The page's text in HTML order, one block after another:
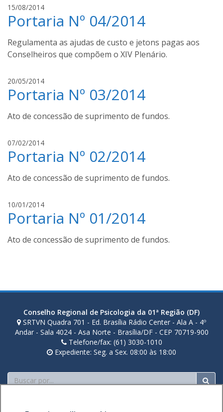
15/08/2014l
u
c
a
s
s
n
t
s
Portaria Nº 04/2014
Regulamenta as ajudas de custo e jetons pagas aos
Conselheiros que compõem o XIV Plenário.
20/05/2014l
u
c
a
a
n
o
Portaria Nº 03/2014
Ato de concessão de suprimento de fundos.
07/02/2014l
u
c
a
a
n
o
Portaria Nº 02/2014
Ato de concessão de suprimento de fundos.
10/01/2014l
u
c
a
t
s
Portaria Nº 01/2014
Ato de concessão de suprimento de fundos.
Conselho Regional de Psicologia da 01ª Região (DF)
SRTVN Quadra 701 - Ed. Brasília Rádio Center - Ala A - 4º
Andar - Sala 4024 - Asa Norte - Brasília/DF - CEP 70719-900
Telefone/fax: (61) 3030-1010
Expediente: Seg. a Sex. 08:00 às 18:00
Buscar